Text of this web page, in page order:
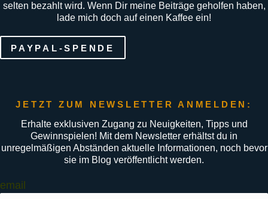
selten bezahlt wird. Wenn Dir meine Beiträge geholfen haben,
lade mich doch auf einen Kaffee ein!
PAYPAL-SPENDE
JETZT ZUM NEWSLETTER ANMELDEN:
Erhalte exklusiven Zugang zu Neuigkeiten, Tipps und
Gewinnspielen! Mit dem Newsletter erhältst du in
unregelmäßigen Abständen aktuelle Informationen, noch bevor
sie im Blog veröffentlicht werden.
email